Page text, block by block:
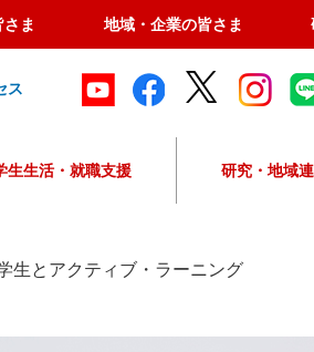
ま 地域・企業の皆さま
ス
o
e
生生活・就職支援 研究・地域
生とアクティブ・ラーニング